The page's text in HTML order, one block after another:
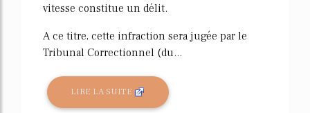
vitesse constitue un délit.
A ce titre, cette infraction sera jugée par le
Tribunal Correctionnel (du...
LIRE LA SUITE